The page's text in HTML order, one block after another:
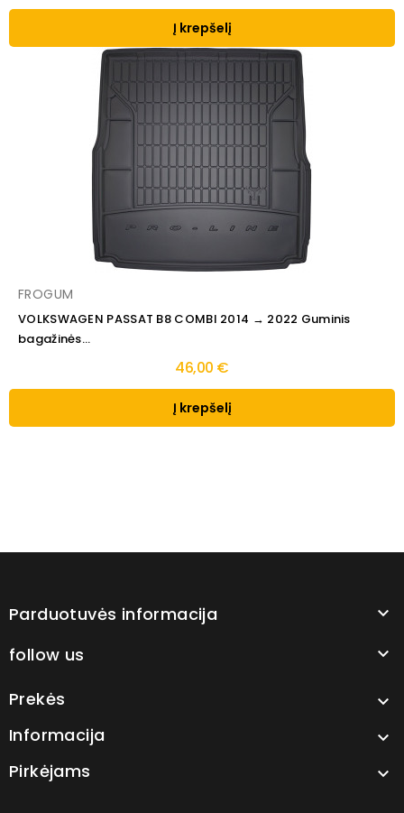
Į krepšelį
FROGUM
VOLKSWAGEN PASSAT B8 COMBI 2014 → 2022 Guminis
bagažinės...
46,00 €
Į krepšelį
Parduotuvės informacija 
follow us 
Prekės 
Informacija 
Pirkėjams 